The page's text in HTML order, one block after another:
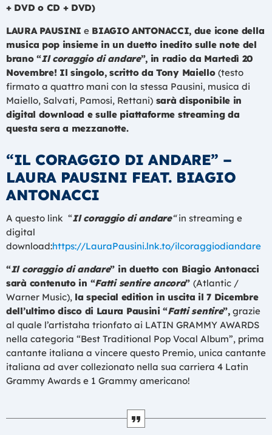
+ DVD o CD + DVD)
LAURA PAUSINI e BIAGIO ANTONACCI, due icone della
musica pop insieme in un duetto inedito sulle note del
brano “Il coraggio di andare”, in radio da Martedì 20
Novembre! Il singolo, scritto da Tony Maiello(testo
firmato a quattro mani con la stessa Pausini, musica di
Maiello, Salvati, Pamosi, Rettani) sarà disponibile in
digital download e sulle piattaforme streaming da
questa sera a mezzanotte.
“IL CORAGGIO DI ANDARE” –
LAURA PAUSINI FEAT. BIAGIO
ANTONACCI
A questo link “Il coraggio di andare“in streaming e
digital
download:https://LauraPausini.lnk.to/ilcoraggiodiandare
“Il coraggio di andare” in duetto con Biagio Antonacci
sarà contenuto in “Fatti sentire ancora” (Atlantic /
Warner Music), la special edition in uscita il 7 Dicembre
dell’ultimo disco di Laura Pausini “Fatti sentire”,grazie
al quale l’artistaha trionfato ai LATIN GRAMMY AWARDS
nella categoria “Best Traditional Pop Vocal Album”, prima
cantante italiana a vincere questo Premio, unica cantante
italiana ad aver collezionato nella sua carriera 4 Latin
Grammy Awards e 1 Grammy americano!